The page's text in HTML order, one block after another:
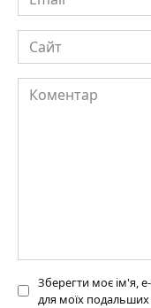
Сайт
Коментар
Зберегти моє ім'я,
для моїх подальших